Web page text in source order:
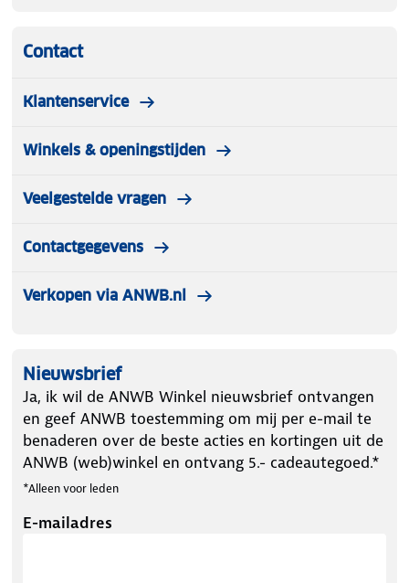
Contact
Klantenservice
Winkels & openingstijden
Veelgestelde vragen
Contactgegevens
Verkopen via ANWB.nl
Nieuwsbrief
Ja, ik wil de ANWB Winkel nieuwsbrief ontvangen
en geef ANWB toestemming om mij per e-mail te
benaderen over de beste acties en kortingen uit de
ANWB (web)winkel en ontvang 5.- cadeautegoed.*
*Alleen voor leden
E-mailadres